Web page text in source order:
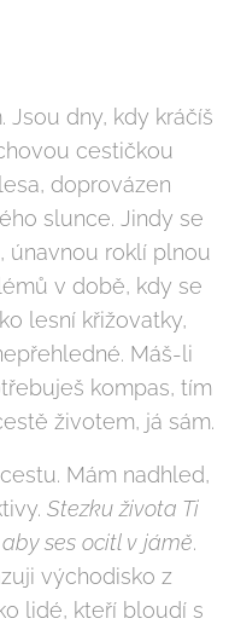
Jsou dny, kdy kráčíš
cestičkou
doprovázen
slunce. Jindy se
únavnou roklí plnou
v době, kdy se
lesní křižovatky,
Máš-li
kompas, tím
životem, já sám.
Mám nadhled,
Stezku života Ti
ses ocitl v jámě.
východisko z
lidé, kteří bloudí s